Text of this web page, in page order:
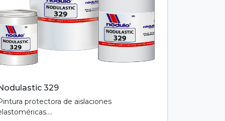
329
protectora de aislaciones